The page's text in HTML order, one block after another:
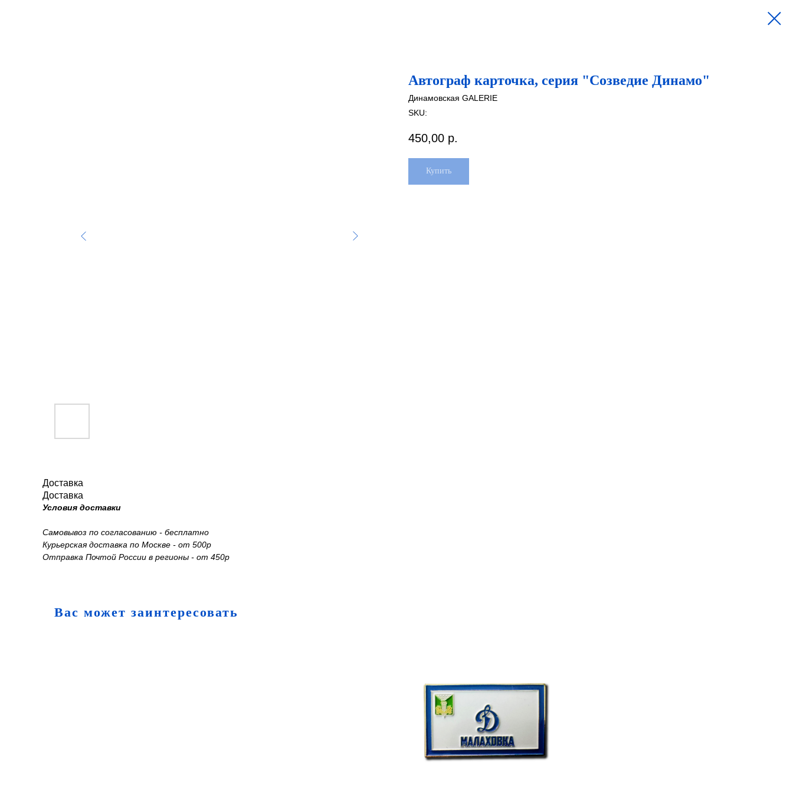
Автограф карточка, серия "Созведие Динамо"
Динамовская GALERIE
SKU:
450,00 р.
Купить
Доставка
Доставка
Условия доставки
Самовывоз по согласованию - бесплатно
Курьерская доставка по Москве - от 500р
Отправка Почтой России в регионы - от 450р
Вас может заинтересовать